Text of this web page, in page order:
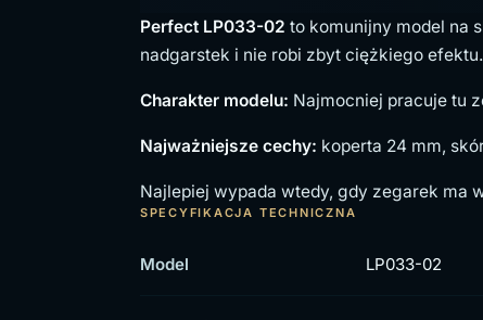
Perfect LP033-02 to komunijny model na
nadgarstek i nie robi zbyt ciężkiego efektu.
Charakter modelu: Najmocniej pracuje tu
Najważniejsze cechy: koperta 24 mm,
Najlepiej wypada wtedy, gdy zegarek ma
SPECYFIKACJA TECHNICZNA
Model LP033-02